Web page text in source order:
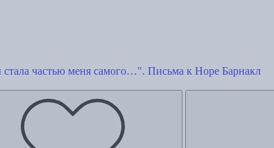
частью меня самого…". Письма к Норе Барнакл